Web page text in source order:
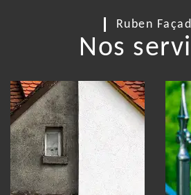
Ruben
Nos